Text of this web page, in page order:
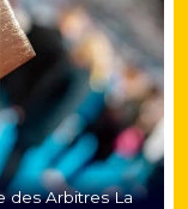
des Arbitres La